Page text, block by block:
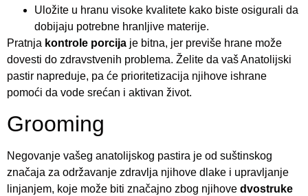
Uložite u hranu visoke kvalitete kako biste osigurali da
dobijaju potrebne hranljive materije.
Pratnja kontrole porcija je bitna, jer previše hrane može
dovesti do zdravstvenih problema. Želite da vaš Anatolijski
pastir napreduje, pa će prioritetizacija njihove ishrane
pomoći da vode srećan i aktivan život.
Grooming
Negovanje vašeg anatolijskog pastira je od suštinskog
značaja za održavanje zdravlja njihove dlake i upravljanje
linjanjem, koje može biti značajno zbog njihove dvostruke